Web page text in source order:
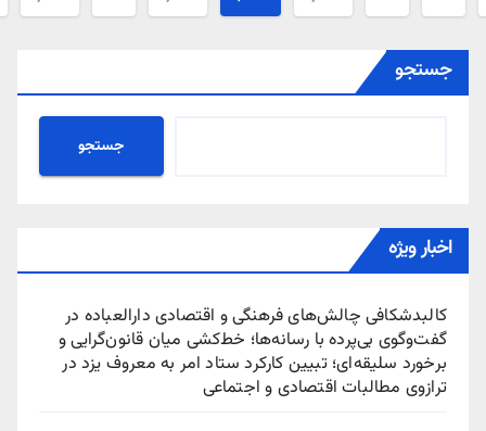
جستجو
ویژه
چالش‌های فرهنگی و اقتصادی دارالعباده در
بی‌پرده با رسانه‌ها؛ خط‌کشی میان قانون‌گرایی و
سلیقه‌ای؛ تبیین کارکرد ستاد امر به معروف یزد در
مطالبات اقتصادی و اجتماعی